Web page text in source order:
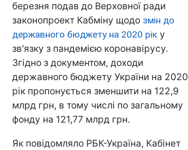
березня подав до Верховної ради
законопроект Кабміну щодо змін до
державного бюджету на 2020 рік у
зв'язку з пандемією коронавірусу.
Згідно з документом, доходи
державного бюджету України на 2020
рік пропонується зменшити на 122,9
млрд грн, в тому числі по загальному
фонду на 121,77 млрд грн.
Як повідомляло РБК-Україна, Кабінет